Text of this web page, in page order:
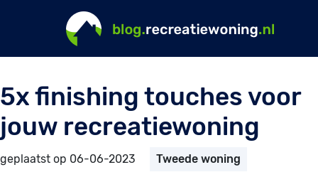
5x finishing touches voor
jouw recreatiewoning
geplaatst op 06-06-2023 Tweede woning